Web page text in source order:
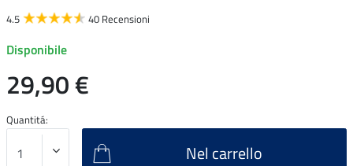
4.5 40 Recensioni
Disponibile
29,90 €
Quantitá:
Nel carrello